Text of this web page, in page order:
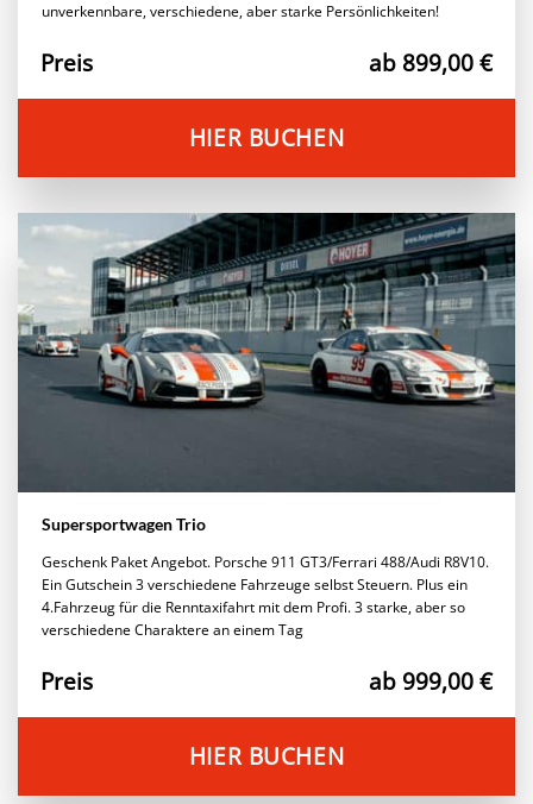
unverkennbare, verschiedene, aber starke Persönlichkeiten!
Preis ab 899,00 €
HIER BUCHEN
Supersportwagen Trio
Geschenk Paket Angebot. Porsche 911 GT3/Ferrari 488/Audi R8V10.
Ein Gutschein 3 verschiedene Fahrzeuge selbst Steuern. Plus ein
4.Fahrzeug für die Renntaxifahrt mit dem Profi. 3 starke, aber so
verschiedene Charaktere an einem Tag
Preis ab 999,00 €
HIER BUCHEN